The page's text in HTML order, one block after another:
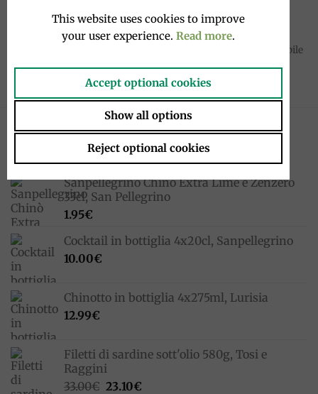
EMILIA- ROMAGNA DISPONIBILI IN NEGOZIO
Pecorino Toscano, disponibile
NOVITÀ
Sanpellegrino Chinò Extra Lime e Zenzero
33cl, San Pellegrino
1.95€
Cocktail in bottiglia 4x20cl, Sanpellegrino
10.00€
Chinotto in bottiglia 4x275ml, Lurisia
12.99€
Filetti di sardine sott'olio 580g, Tosi e
Raggini
33.00€ Il
23.10€Il
This website uses cookies to improve
your user experience. Read more.
Accept optional cookies
Show all options
Reject optional cookies